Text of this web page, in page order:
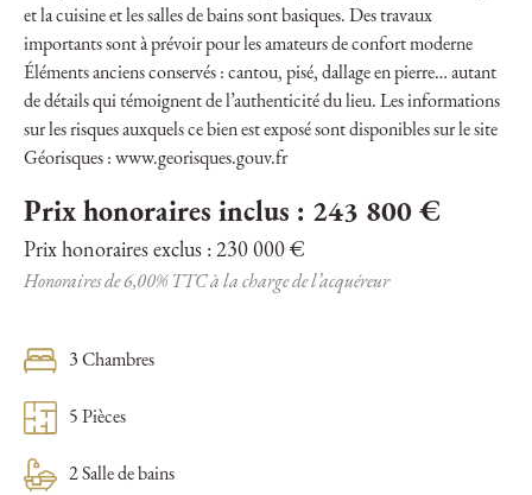
et la cuisine et les salles de bains sont basiques. Des travaux
importants sont à prévoir pour les amateurs de confort moderne
Éléments anciens conservés : cantou, pisé, dallage en pierre… autant
de détails qui témoignent de l’authenticité du lieu. Les informations
sur les risques auxquels ce bien est exposé sont disponibles sur le site
Géorisques : www.georisques.gouv.fr
Prix honoraires inclus : 243 800 €
Prix honoraires exclus : 230 000 €
Honoraires de 6,00% TTC à la charge de l’acquéreur
3 Chambres
5 Pièces
2 Salle de bains